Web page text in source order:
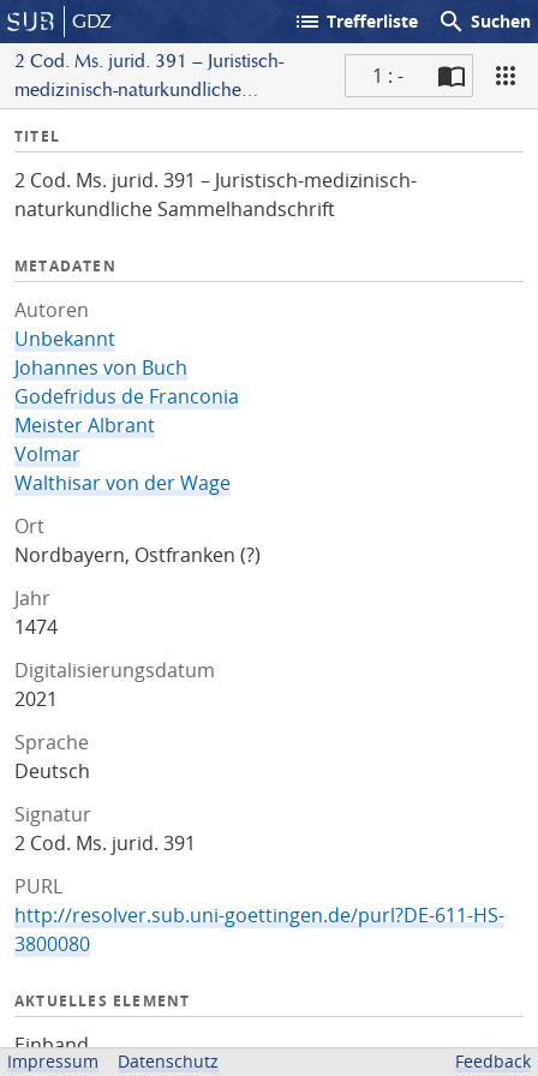
GDZ list Trefferliste search Suchen
2 Cod. Ms. jurid. 391 – Juristisch-
medizinisch-naturkundliche
1 : -
I
f
o
TITEL
2 Cod. Ms. jurid. 391 – Juristisch-medizinisch-
naturkundliche Sammelhandschrift
METADATEN
Autoren
Unbekannt
Johannes von Buch
Godefridus de Franconia
Meister Albrant
Volmar
Walthisar von der Wage
Ort
Nordbayern, Ostfranken (?)
Jahr
1474
Digitalisierungsdatum
2021
Sprache
Deutsch
Signatur
2 Cod. Ms. jurid. 391
PURL
http://resolver.sub.uni-goettingen.de/purl?DE-611-HS-
3800080
AKTUELLES ELEMENT
Einband
Impressum Datenschutz Feedback